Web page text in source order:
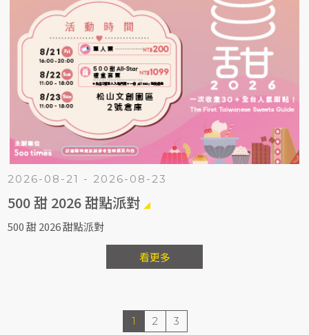
2026-08-21 - 2026-08-23
500 甜 2026 甜點派對
500 甜 2026 甜點派對
看更多
1 2 3